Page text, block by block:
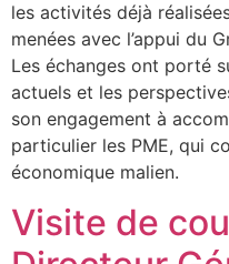
les activités déjà
menées avec l’appui du
Les échanges ont porté
actuels et les
son engagement à
particulier les PME, qui
économique malien.
Visite de